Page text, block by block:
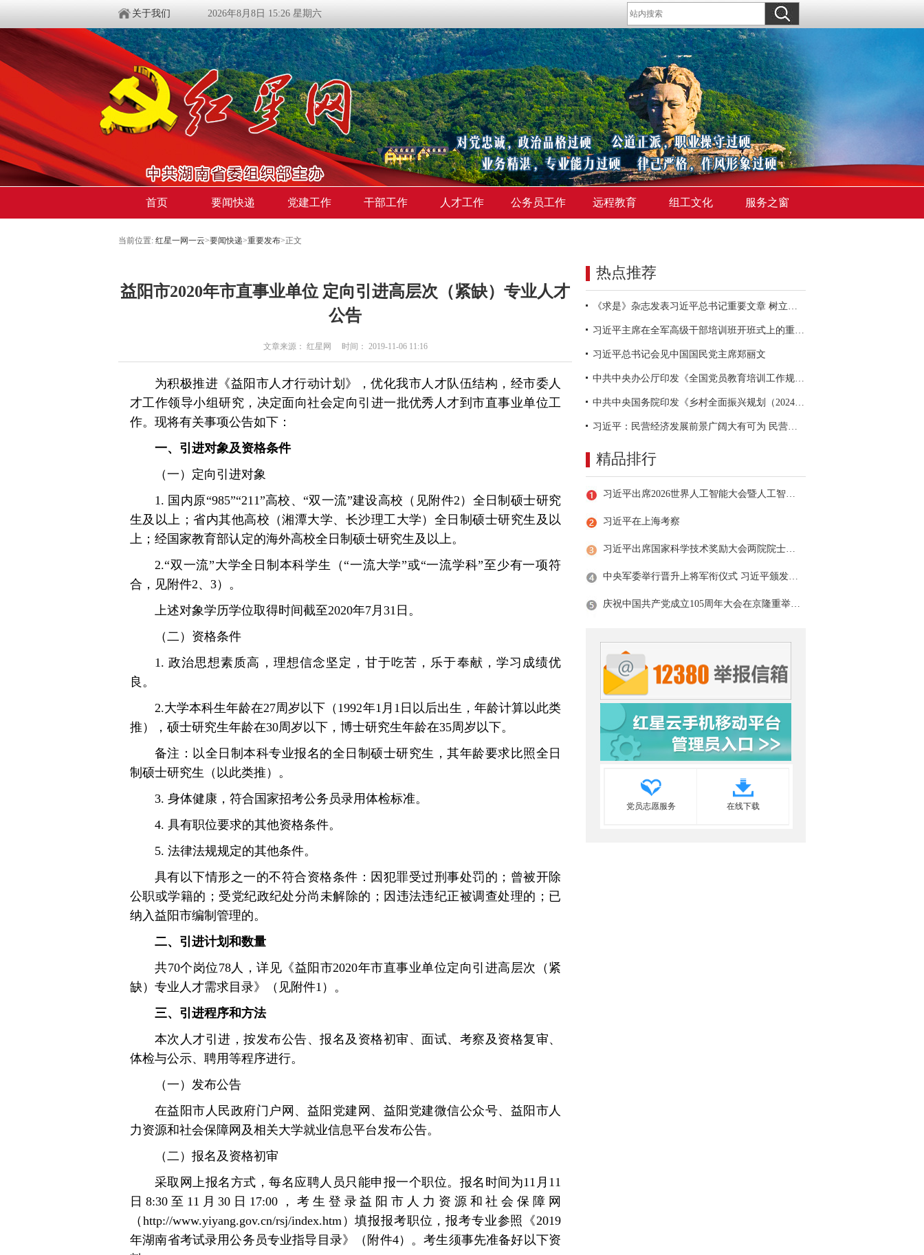
关于我们 2026年8月8日 15:26 星期六
首页 要闻快递 党建工作 干部工作 人才工作 公务员工作 远程教育 组工文化 服务之窗
当前位置: 红星一网一云>要闻快递>重要发布>正文
益阳市2020年市直事业单位 定向引进高层次（紧缺）专业人才
公告
文章来源： 红星网 时间： 2019-11-06 11:16
为积极推进《益阳市人才行动计划》，优化我市人才队伍结构，经市委人
才工作领导小组研究，决定面向社会定向引进一批优秀人才到市直事业单位工
作。现将有关事项公告如下：
一、引进对象及资格条件
（一）定向引进对象
1. 国内原“985”“211”高校、“双一流”建设高校（见附件2）全日制硕士研究
生及以上；省内其他高校（湘潭大学、长沙理工大学）全日制硕士研究生及以
上；经国家教育部认定的海外高校全日制硕士研究生及以上。
2.“双一流”大学全日制本科学生（“一流大学”或“一流学科”至少有一项符
合，见附件2、3）。
上述对象学历学位取得时间截至2020年7月31日。
（二）资格条件
1. 政治思想素质高，理想信念坚定，甘于吃苦，乐于奉献，学习成绩优
良。
2.大学本科生年龄在27周岁以下（1992年1月1日以后出生，年龄计算以此类
推），硕士研究生年龄在30周岁以下，博士研究生年龄在35周岁以下。
备注：以全日制本科专业报名的全日制硕士研究生，其年龄要求比照全日
制硕士研究生（以此类推）。
3. 身体健康，符合国家招考公务员录用体检标准。
4. 具有职位要求的其他资格条件。
5. 法律法规规定的其他条件。
具有以下情形之一的不符合资格条件：因犯罪受过刑事处罚的；曾被开除
公职或学籍的；受党纪政纪处分尚未解除的；因违法违纪正被调查处理的；已
纳入益阳市编制管理的。
二、引进计划和数量
共70个岗位78人，详见《益阳市2020年市直事业单位定向引进高层次（紧
缺）专业人才需求目录》（见附件1）。
三、引进程序和方法
本次人才引进，按发布公告、报名及资格初审、面试、考察及资格复审、
体检与公示、聘用等程序进行。
（一）发布公告
在益阳市人民政府门户网、益阳党建网、益阳党建微信公众号、益阳市人
力资源和社会保障网及相关大学就业信息平台发布公告。
（二）报名及资格初审
采取网上报名方式，每名应聘人员只能申报一个职位。报名时间为11月11
日8:30至11月30日17:00，考生登录益阳市人力资源和社会保障网
（http://www.yiyang.gov.cn/rsj/index.htm）填报报考职位，报考专业参照《2019
年湖南省考试录用公务员专业指导目录》（附件4）。考生须事先准备好以下资
热点推荐
《求是》杂志发表习近平总书记重要文章 树立和践行正确政绩观
习近平主席在全军高级干部培训班开班式上的重要讲话引领全军开展思想整风、深化政治整训
习近平总书记会见中国国民党主席郑丽文
中共中央办公厅印发《全国党员教育培训工作规划（2024－2028年）》
中共中央国务院印发《乡村全面振兴规划（2024—2027年）》
习近平：民营经济发展前景广阔大有可为 民营企业和民营企业家大显身手正当其时
精品排行
习近平出席2026世界人工智能大会暨人工智能全球治理高级别会议开幕式并发表主旨讲话
习近平在上海考察
习近平出席国家科学技术奖励大会两院院士大会中国科协第十一次全国代表大会并发表重要讲话
中央军委举行晋升上将军衔仪式 习近平颁发命令状并向晋衔的军官表示祝贺
庆祝中国共产党成立105周年大会在京隆重举行 习近平发表重要讲话
党员志愿服务 在线下载